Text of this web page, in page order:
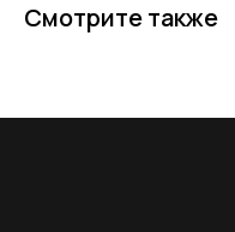
Смотрите также
Аксессуары для VR/AR/MR